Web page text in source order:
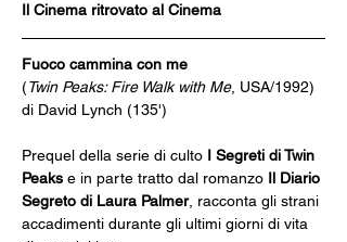
Il Cinema ritrovato al Cinema
Fuoco cammina con me
(Twin Peaks: Fire Walk with Me, USA/1992)
di David Lynch (135')
Prequel della serie di culto I Segreti di Twin
Peaks e in parte tratto dal romanzo Il Diario
Segreto di Laura Palmer, racconta gli strani
accadimenti durante gli ultimi giorni di vita